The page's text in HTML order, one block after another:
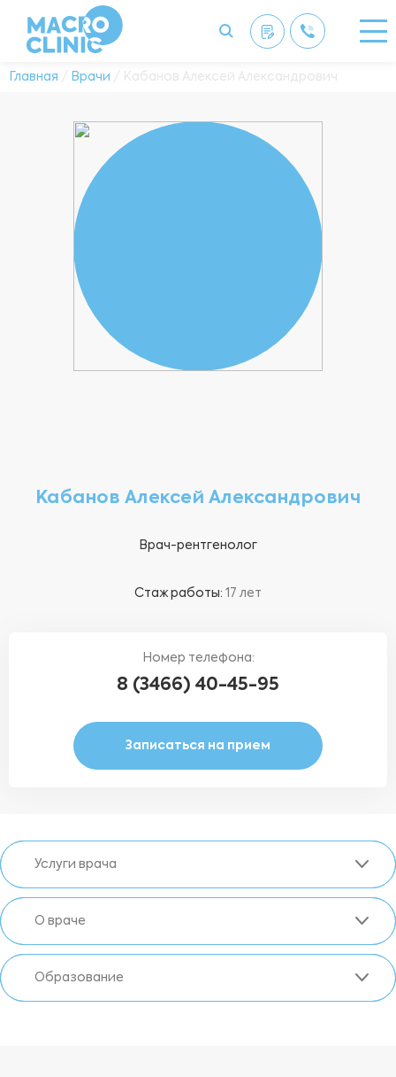
Главная / Врачи / Кабанов Алексей Александрович
Кабанов Алексей Александрович
Врач-рентгенолог
Стаж работы: 17 лет
Номер телефона:
8 (3466) 40-45-95
Записаться на прием
Услуги врача
О враче
Образование